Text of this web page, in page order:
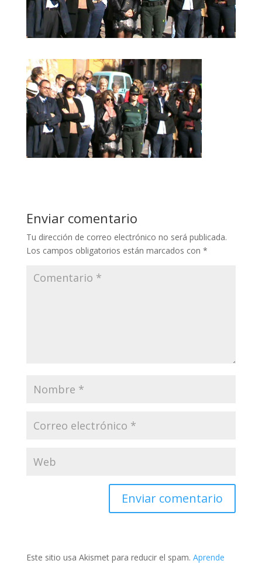
Enviar comentario
Tu dirección de correo electrónico no será publicada.
Los campos obligatorios están marcados con *
Este sitio usa Akismet para reducir el spam. Aprende